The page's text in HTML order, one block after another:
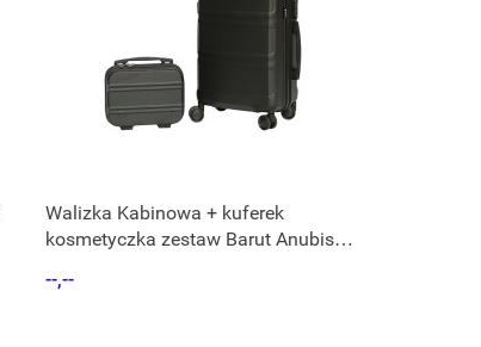
Walizka Kabinowa + kuferek
kosmetyczka zestaw Barut Anubis
--,--